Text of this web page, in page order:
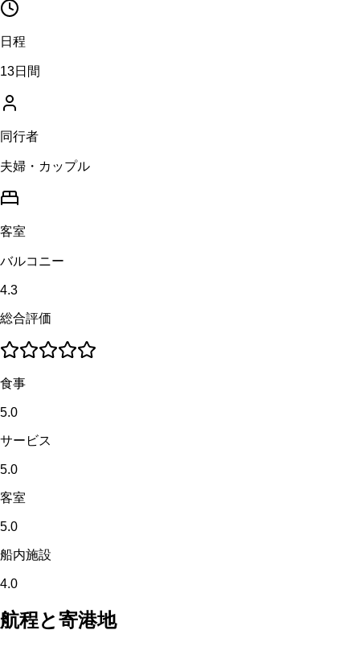
日程
13日間
同行者
夫婦・カップル
客室
バルコニー
4.3
総合評価
食事
5.0
サービス
5.0
客室
5.0
船内施設
4.0
航程と寄港地